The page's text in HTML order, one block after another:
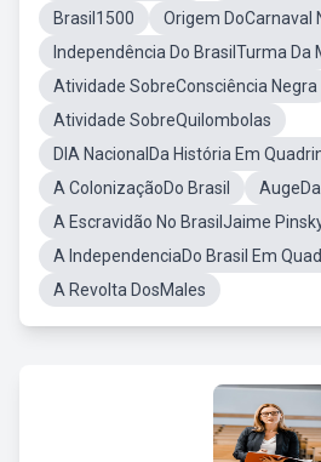
Brasil1500
Origem DoCarnaval
Independência Do BrasilTurma Da
Atividade SobreConsciência Negra
Atividade SobreQuilombolas
DIA NacionalDa História Em
A ColonizaçãoDo Brasil
A Escravidão No BrasilJaime
A IndependenciaDo Brasil Em
A Revolta DosMales